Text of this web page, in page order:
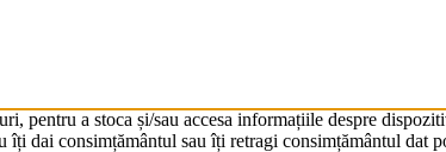
pentru a stoca și/sau accesa informațiile despre
dai consimțământul sau îți retragi consimțământul dat